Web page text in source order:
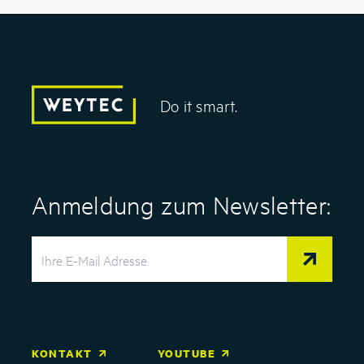
Do it smart.
Anmeldung zum Newsletter:
KONTAKT YOUTUBE